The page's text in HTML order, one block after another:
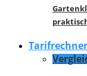
Tarifrechner